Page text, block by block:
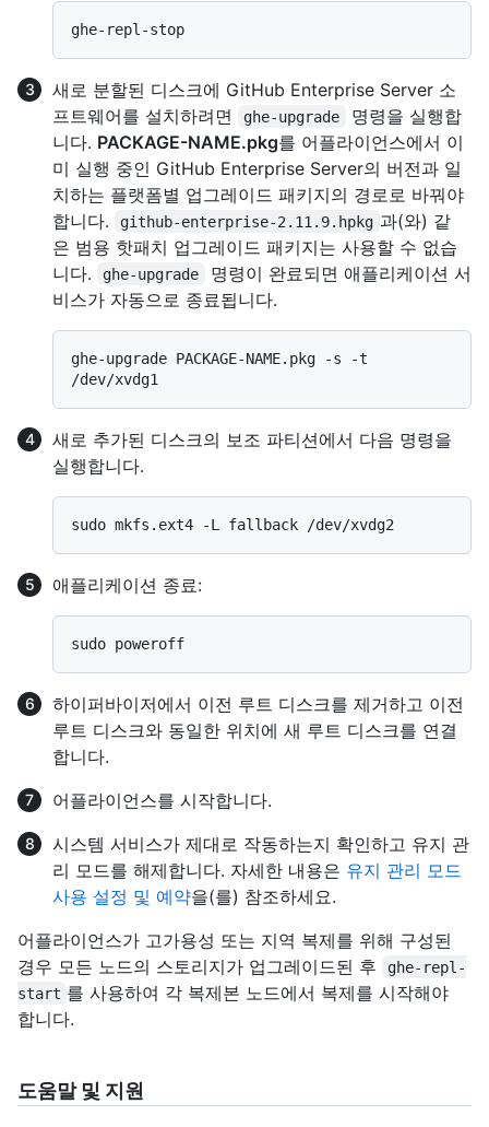
새로 분할된 디스크에 GitHub Enterprise Server 소
프트웨어를 설치하려면
ghe-upgrade
명령을 실행합
니다. PACKAGE-NAME.pkg를 어플라이언스에서 이
미 실행 중인 GitHub Enterprise Server의 버전과 일
치하는 플랫폼별 업그레이드 패키지의 경로로 바꿔야
합니다.
github-enterprise-2.11.9.hpkg 과(와) 같
은 범용 핫패치 업그레이드 패키지는 사용할 수 없습
니다.
ghe-upgrade
명령이 완료되면 애플리케이션 서
비스가 자동으로 종료됩니다.
ghe-upgrade PACKAGE-NAME.pkg -s -t
새로 추가된 디스크의 보조 파티션에서 다음 명령을
실행합니다.
애플리케이션 종료:
하이퍼바이저에서 이전 루트 디스크를 제거하고 이전
루트 디스크와 동일한 위치에 새 루트 디스크를 연결
합니다.
어플라이언스를 시작합니다.
시스템 서비스가 제대로 작동하는지 확인하고 유지 관
리 모드를 해제합니다. 자세한 내용은 유지 관리 모드
사용 설정 및 예약을(를) 참조하세요.
어플라이언스가 고가용성 또는 지역 복제를 위해 구성된
경우 모든 노드의 스토리지가 업그레이드된 후
ghe-repl-
start 를 사용하여 각 복제본 노드에서 복제를 시작해야
합니다.
도움말 및 지원